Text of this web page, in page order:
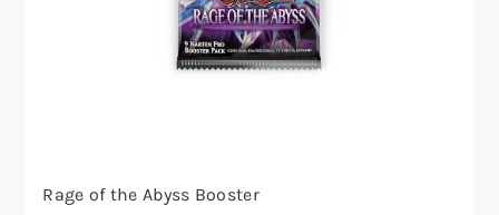
Rage of the Abyss Booster